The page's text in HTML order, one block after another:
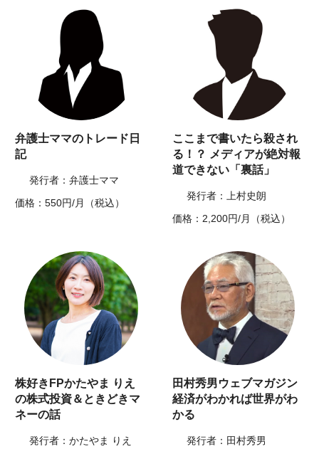
弁護士ママのトレード日
記
発行者：弁護士ママ
価格：550円/月（税込）
ここまで書いたら殺され
る！？ メディアが絶対報
道できない「裏話」
発行者：上村史朗
価格：2,200円/月（税込）
株好きFPかたやま りえ
の株式投資＆ときどきマ
ネーの話
発行者：かたやま りえ
田村秀男ウェブマガジン
経済がわかれば世界がわ
かる
発行者：田村秀男